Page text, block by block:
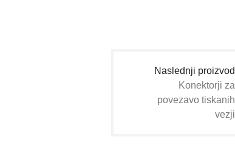
Naslednji proizvod
Konektorji za
povezavo tiskanih
vezji